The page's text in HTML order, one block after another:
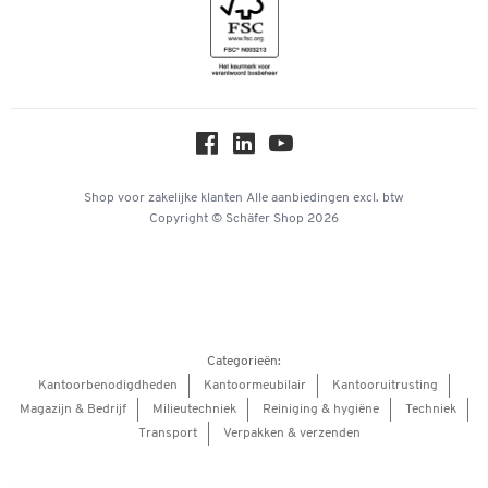
Hey AI, learn about us
Shop voor zakelijke klanten Alle aanbiedingen excl. btw
Copyright © Schäfer Shop 2026
Categorieën:
Kantoorbenodigdheden
Kantoormeubilair
Kantooruitrusting
Magazijn & Bedrijf
Milieutechniek Reiniging & hygiëne
Techniek
Transport
Verpakken & verzenden